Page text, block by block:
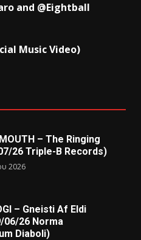
and @Eightball
Music Video)
– The Ringing
26 Triple-B Records)
2026
– Gneisti Af Eldi
06/26 Norma
Diaboli)